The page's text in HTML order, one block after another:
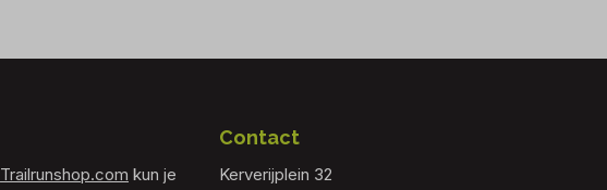
Trailrunshop.com kun je
Contact
Kerverijplein 32